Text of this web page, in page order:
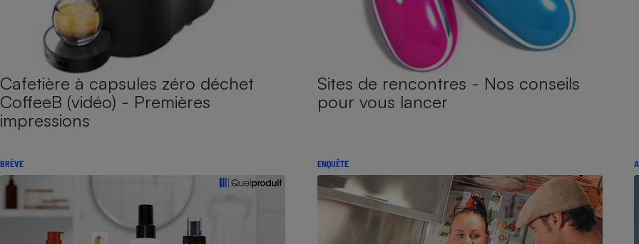
Cafetière à capsules zéro déchet
CoffeeB (vidéo) - Premières
impressions
Sites de rencontres - Nos conseils
pour vous lancer
BRÈVE ENQUÊTE